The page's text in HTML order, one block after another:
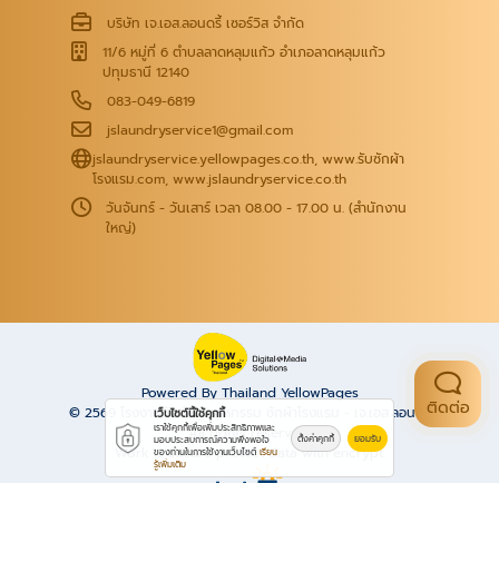
บริษัท เจ.เอส.ลอนดรี้ เซอร์วิส จำกัด
11/6 หมู่ที่ 6 ตำบลลาดหลุมแก้ว อำเภอลาดหลุมแก้ว
ปทุมธานี 12140
083-049-6819
jslaundryservice1@gmail.com
jslaundryservice.yellowpages.co.th, www.รับซักผ้า
โรงแรม.com, www.jslaundryservice.co.th
วันจันทร์ - วันเสาร์ เวลา 08.00 - 17.00 น. (สำนักงาน
ใหญ่)
Powered By Thailand YellowPages
© 2569
โรงงานซักผ้าอุตสาหกรรม ซักผ้าโรงแรม - เจ.เอส.ลอนดรี้
All rights reserved.
Work is secure protect data with encrypt.
ติดต่อ
เว็บไซต์นี้ใช้คุกกี้
เราใช้คุกกี้เพื่อเพิ่มประสิทธิภาพและ
มอบประสบการณ์ความพึงพอใจ
ของท่านในการใช้งานเว็บไซต์ เรียน
รู้เพิ่มเติม
ตั้งค่าคุกกี้ ยอมรับ